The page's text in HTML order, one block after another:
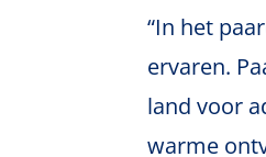
“In het
ervaren.
land voor
warme